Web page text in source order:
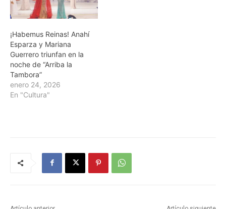
¡Habemus Reinas! Anahí
Esparza y Mariana
Guerrero triunfan en la
noche de “Arriba la
Tambora”
enero 24, 2026
En "Cultura"